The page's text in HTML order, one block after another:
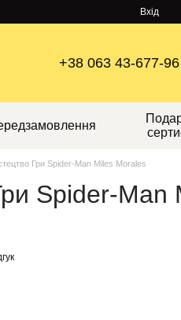
Вхід
+38 063 43-677-96
Гри Spider-Man Miles Morales
Spider-Man